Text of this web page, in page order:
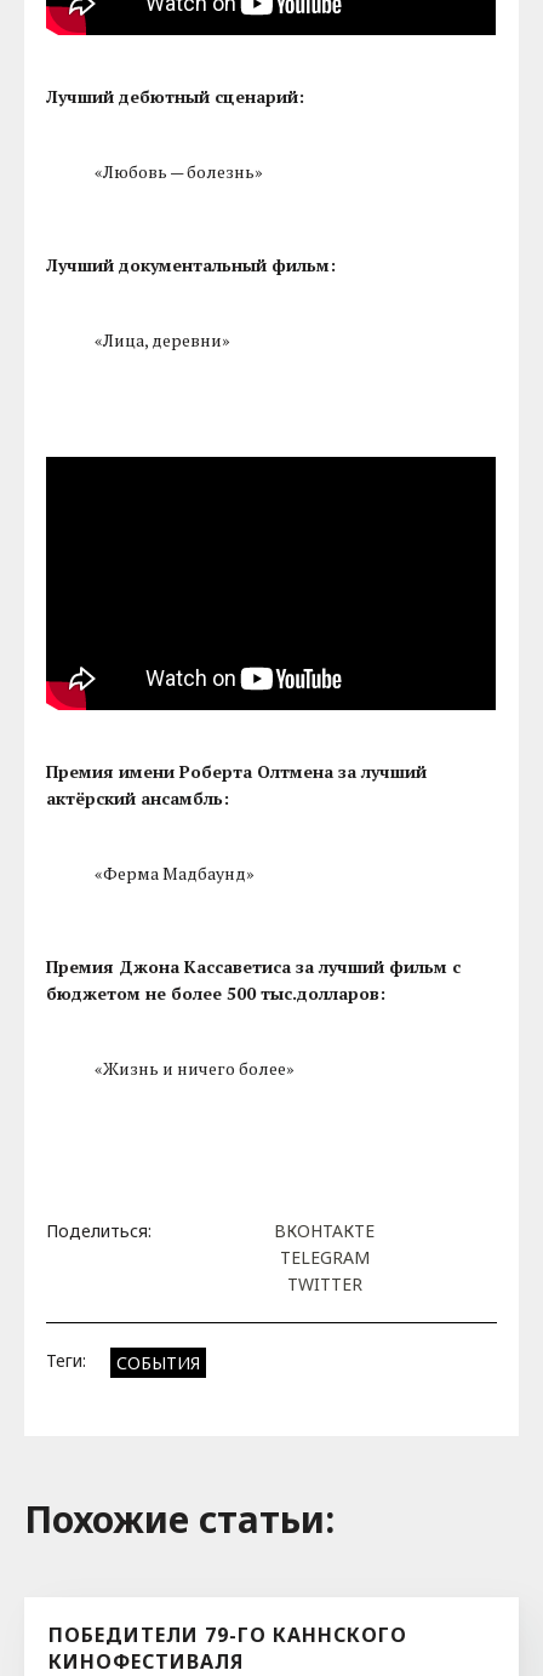
Лучший дебютный сценарий:
«Любовь — болезнь»
Лучший документальный фильм:
«Лица, деревни»
Премия имени Роберта Олтмена за лучший
актёрский ансамбль:
«Ферма Мадбаунд»
Премия Джона Кассаветиса за лучший фильм с
бюджетом не более 500 тыс.долларов:
«Жизнь и ничего более»
Поделиться:
ВКОНТАКТЕ
TELEGRAM
TWITTER
Теги: СОБЫТИЯ
Похожие cтатьи:
ПОБЕДИТЕЛИ 79-ГО КАННСКОГО
КИНОФЕСТИВАЛЯ